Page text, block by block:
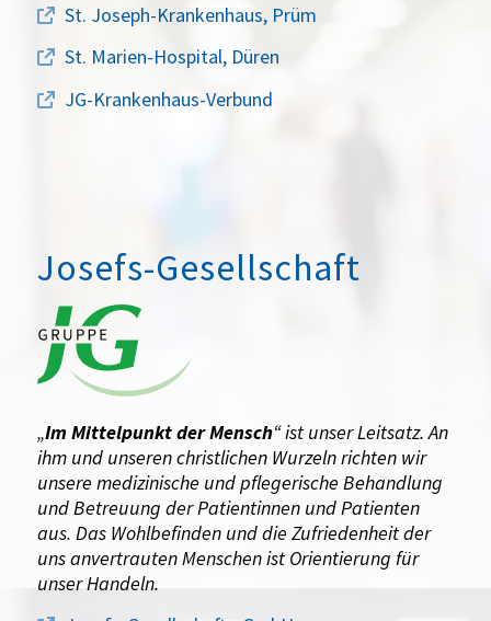
St. Joseph-Krankenhaus, Prüm
St. Marien-Hospital, Düren
JG-Krankenhaus-Verbund
Josefs-Gesellschaft
„Im Mittelpunkt der Mensch“ ist unser Leitsatz. An
ihm und unseren christlichen Wurzeln richten wir
unsere medizinische und pflegerische Behandlung
und Betreuung der Patientinnen und Patienten
aus. Das Wohlbefinden und die Zufriedenheit der
uns anvertrauten Menschen ist Orientierung für
unser Handeln.